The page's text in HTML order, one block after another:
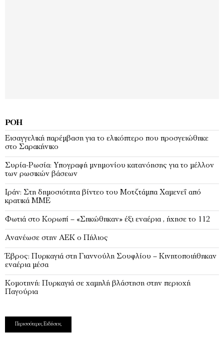
ΡΟΉ
Εισαγγελική παρέμβαση για το ελικόπτερο που προσγειώθηκε
στο Σαρακήνικο
Συρία-Ρωσία: Υπογραφή μνημονίου κατανόησης για το μέλλον
των ρωσικών βάσεων
Ιράν: Στη δημοσιότητα βίντεο του Μοτζτάμπα Χαμενεΐ από
κρατικά ΜΜΕ
Φωτιά στο Κορωπί – «Σηκώθηκαν» έξι εναέρια , ήχησε το 112
Ανανέωσε στην ΑΕΚ ο Πήλιος
Έβρος: Πυρκαγιά στη Γιαννούλη Σουφλίου – Κινητοποιήθηκαν
εναέρια μέσα
Κομοτηνή: Πυρκαγιά σε χαμηλή βλάστηση στην περιοχή
Παγούρια
Περισσότερες Ειδήσεις